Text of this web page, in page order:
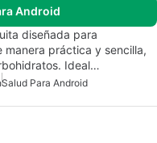
Android
diseñada para
práctica y sencilla,
Ideal…
Salud Para Android